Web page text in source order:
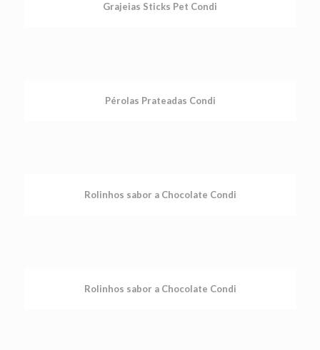
Grajeias Sticks Pet Condi
Pérolas Prateadas Condi
Rolinhos sabor a Chocolate Condi
Rolinhos sabor a Chocolate Condi